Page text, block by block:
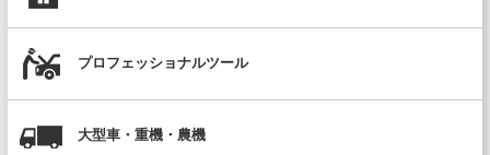
プロフェッショナルツール
大型車・重機・農機